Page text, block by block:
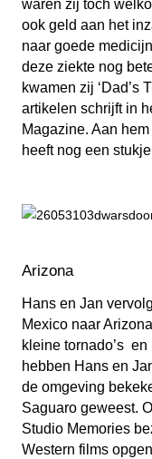
waren zij toch
ook geld aan het
naar goede
deze ziekte nog
kwamen zij ‘Dad’s
artikelen schrijft in
Magazine. Aan
heeft nog een
Arizona
Hans en Jan
Mexico naar
kleine tornado’s
hebben Hans en
de omgeving
Saguaro geweest.
Studio Memories
Western films